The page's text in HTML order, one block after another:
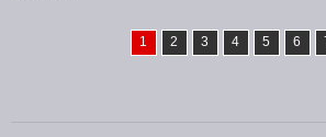
1 2 3 4 5 6